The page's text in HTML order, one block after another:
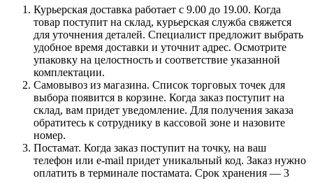
Курьерская доставка работает с 9.00 до 19.00. Когда
товар поступит на склад, курьерская служба свяжется
для уточнения деталей. Специалист предложит выбрать
удобное время доставки и уточнит адрес. Осмотрите
упаковку на целостность и соответствие указанной
комплектации.
Самовывоз из магазина. Список торговых точек для
выбора появится в корзине. Когда заказ поступит на
склад, вам придет уведомление. Для получения заказа
обратитесь к сотруднику в кассовой зоне и назовите
номер.
Постамат. Когда заказ поступит на точку, на ваш
телефон или e-mail придет уникальный код. Заказ нужно
оплатить в терминале постамата. Срок хранения — 3